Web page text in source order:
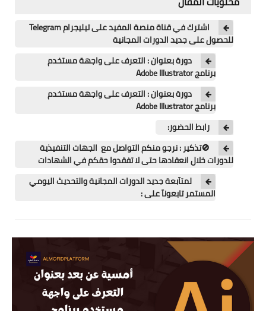
الوظيفة
إعلاميات
اشترك في قناة منصة المفيد على تيليجرام Telegram
للحصول على جديد الدورات المجانية
دورة بعنوان : التعرف على واجهة مستخدم
برنامج Adobe Illustrator
دورة بعنوان : التعرف على واجهة مستخدم
برنامج Adobe Illustrator
‏رابط الحضور:
🚫تذكير : نرجو منكم التواصل مع الجهات التنفيذية
للدورات خلال انعقادها حتى لا تفقدوا حقكم في الشهادات
لمتآبعة جديد الدورات المجانية والتحديث اليومي
المستمر تابعونآ على :